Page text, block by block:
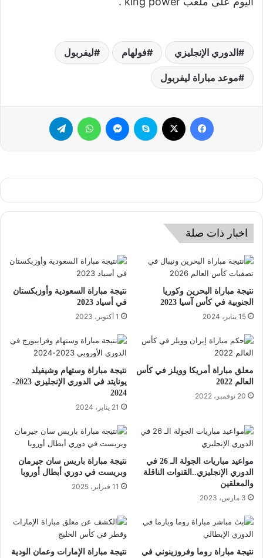
الدوري الإنجليزي فولهام ليفربول
موعد مباراة ليفربول
فيسبوك سكايب ماسنجر واتساب
اخبار ذات صلة
نتيجة مباراة البحرين وكوريا
الجنوبية في كأس آسيا 2023
15 يناير، 2024
نتيجة مباراة السعودية وأوزبكستان
في أسياد 2023
1 أكتوبر، 2023
معلق مباراة أمريكا وويلز في كأس
العالم 2022
20 نوفمبر، 2022
نتيجة مباراة وستهام وشيفيلد
يونايتد في الدوري الإنجليزي 2023-
2024
21 يناير، 2024
مواعيد مباريات الجولة الـ 26 في
الدوري الإنجليزي..القنوات الناقلة
والمعلقين
3 مارس، 2023
نتيجة مباراة باريس سان جيرمان
وبريست في دوري أبطال أوروبا
11 فبراير، 2025
نتيجة مباراة روما وفروزينوني في
نتيجة مباراة الإمارات وعمان الودية